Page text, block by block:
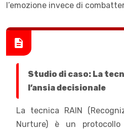
l’emozione invece di
Studio di caso: La
l’ansia decisionale
La tecnica RAIN
Nurture) è un